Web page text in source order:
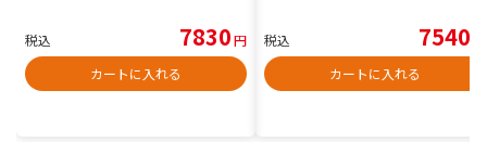
税込 7830円
カートに入れる
税込 7540
カートに入れる